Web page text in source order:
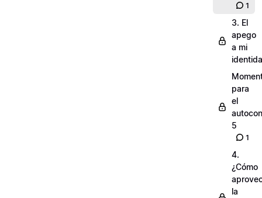
1
3. El
apego
a mi
para
el
5
1
4.
¿Cómo
la